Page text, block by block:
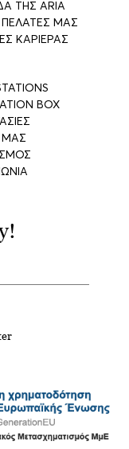
ΤΗΣ ARIA
ΠΕΛΑΤΕΣ ΜΑΣ
ΚΑΡΙΕΡΑΣ
BOX
ΜΑΣ
19441,210